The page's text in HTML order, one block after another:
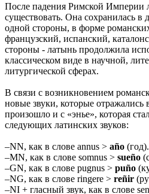
После падения Римской Империи
существовать. Она сохранилась в
одной стороны, в форме
французский, испанский,
стороны - латынь продолжила
классическом виде в научной,
литургической сферах.
В связи с возникновением
новые звуки, которые отражались
произошло и с «энье», которая
следующих латинских звуков:
–NN, как в слове annus > año (год).
–MN, как в слове somnus > sueño
–GN, как в слове pugnus > puño
–NG, как в слове ringere > reñir
–NI + гласный звук, как в слове